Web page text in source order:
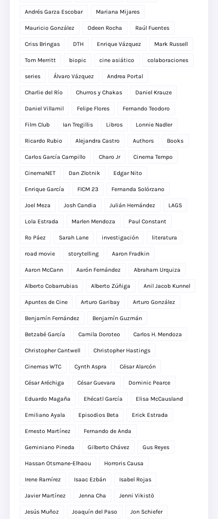
Andrés Garza Escobar Mariana Mijares
Mauricio González Odeen Rocha Raúl Fuentes
Criss Bringas DTH Enrique Vázquez Mark Russell
Tom Merritt biopic cine asiático colaboraciones
series Álvaro Vázquez Andrea Portal
Charlie del Río Churros y Chakas Daniel Krauze
Daniel Villamil Felipe Flores Fernando Teodoro
Film Club Ian Tregillis Libros Lonnie Nadler
Ricardo Rubio Alejandra Castro Authors Books
Carlos García Campillo Charo Jr Cinema Tempo
CinemaNET Dan Zlotnik Edgar Nito
Enrique García FICM 23 Fernanda Solórzano
Joel Meza Josh Candia Julián Hernández LAGS
Lola Estrada Marlen Mendoza Paul Constant
Ro Páez Sarah Lane investigación literatura
road movie storytelling Aaron Fradkin
Aaron McCann Aarón Fernández Abraham Urquiza
Alberto Cobarrubias Alberto Zúñiga Anil Jacob Kunnel
Apuntes de Cine Arturo Garibay Arturo González
Benjamín Fernández Benjamín Guzmán
Betzabé García Camila Doroteo Carlos H. Mendoza
Christopher Cantwell Christopher Hastings
Cinemas WTC Cynth Aspra César Alarcón
César Aréchiga César Guevara Dominic Pearce
Eduardo Magaña Ehécatl García Elisa McCausland
Emiliano Ayala Episodios Beta Erick Estrada
Ernesto Martínez Fernando de Anda
Geminiano Pineda Gilberto Chávez Gus Reyes
Hassan Otsmane-Elhaou Horroris Causa
Irene Ramírez Isaac Ezbán Isabel Rojas
Javier Martínez Jenna Cha Jenni Vikistö
Jesús Muñoz Joaquín del Paso Jon Schiefer